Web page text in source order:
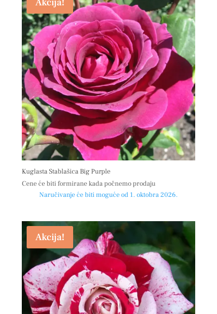
Kuglasta Stablašica Big Purple
Cene će biti formirane kada počnemo prodaju
Naručivanje će biti moguće od 1. oktobra 2026.
Akcija!